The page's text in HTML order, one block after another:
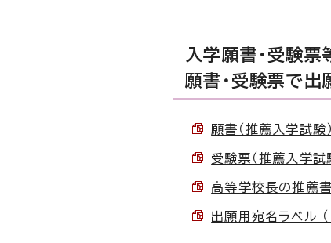
入学願書・受験票
願書・受験票で出
願書（推薦入学試
受験票（推薦入学
高等学校長の推薦
出願用宛名ラベル